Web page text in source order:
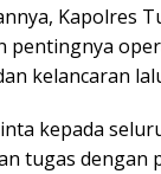
Kapolres
pentingnya
kelancaran
kepada
tugas